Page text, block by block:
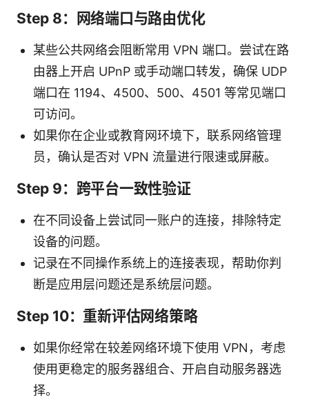
Step 8：网络端口与路由优化
某些公共网络会阻断常用 VPN 端口。尝试在路
由器上开启 UPnP 或手动端口转发，确保 UDP
端口在 1194、4500、500、4501 等常见端口
可访问。
如果你在企业或教育网环境下，联系网络管理
员，确认是否对 VPN 流量进行限速或屏蔽。
Step 9：跨平台一致性验证
在不同设备上尝试同一账户的连接，排除特定
设备的问题。
记录在不同操作系统上的连接表现，帮助你判
断是应用层问题还是系统层问题。
Step 10：重新评估网络策略
如果你经常在较差网络环境下使用 VPN，考虑
使用更稳定的服务器组合、开启自动服务器选
择。